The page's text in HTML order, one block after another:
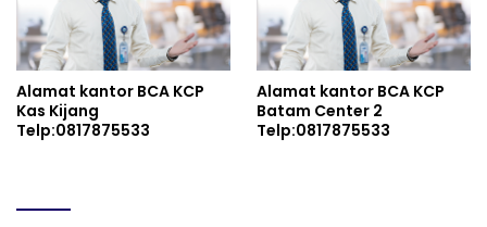
Alamat kantor BCA KCP
Kas Kijang
Telp:0817875533
Alamat kantor BCA KCP
Batam Center 2
Telp:0817875533